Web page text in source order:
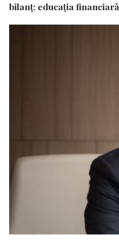
bilanț: educația financiară